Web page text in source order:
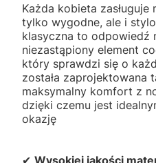
Każda kobieta
tylko wygodne, ale i
klasyczna to odpowiedź
niezastąpiony element
który sprawdzi się o
została zaprojektowana
maksymalny komfort z
dzięki czemu jest
okazję
✔ Wysokiej jakości